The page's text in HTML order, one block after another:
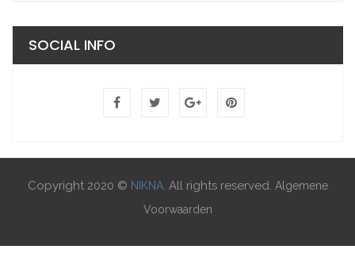
SOCIAL INFO
Copyright 2020 © NIKNA. All rights reserved. Algemene
Voorwaarden